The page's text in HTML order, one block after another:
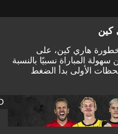
كين
خطورة هاري كين، على
المباراة نسبيًا بالنسبة
الأولى بدأ الضغط